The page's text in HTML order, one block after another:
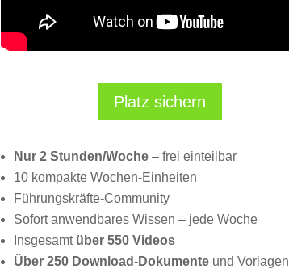
Platz sichern
Nur 2 Stunden/Woche– frei einteilbar
10 kompakte Wochen-Einheiten
Führungskräfte-Community
Sofort anwendbares Wissen – jede Woche
Insgesamt über 550 Videos
Über 250 Download-Dokumenteund Vorlagen